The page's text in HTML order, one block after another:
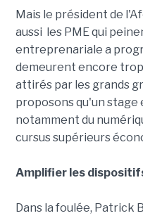
Mais le président de
aussi les PME qui
entreprenariale a
demeurent encore
attirés par les grands
proposons qu'un stage
notamment du
cursus supérieurs
Amplifier les
Dans la foulée, Patrick